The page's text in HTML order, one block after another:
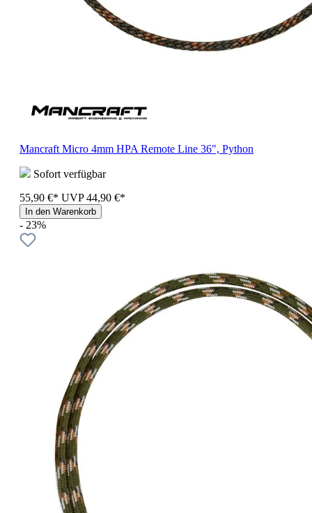
Mancraft Micro 4mm HPA Remote Line 36", Python
Sofort verfügbar
55,90 €* UVP 44,90 €*
In den Warenkorb
- 23%